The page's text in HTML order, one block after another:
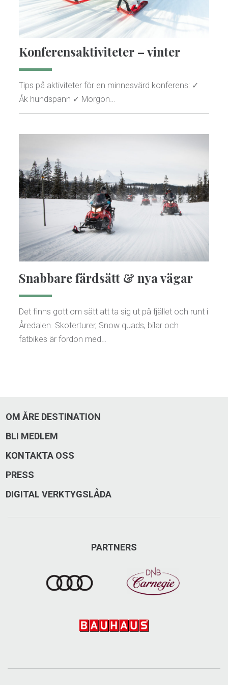
Konferensaktiviteter – vinter
Tips på aktiviteter för en minnesvärd konferens: ✓
Åk hundspann ✓ Morgon…
Snabbare färdsätt & nya vägar
Det finns gott om sätt att ta sig ut på fjället och runt i
Åredalen. Skoterturer, Snow quads, bilar och
fatbikes är fordon med…
OM ÅRE DESTINATION
BLI MEDLEM
KONTAKTA OSS
PRESS
DIGITAL VERKTYGSLÅDA
PARTNERS